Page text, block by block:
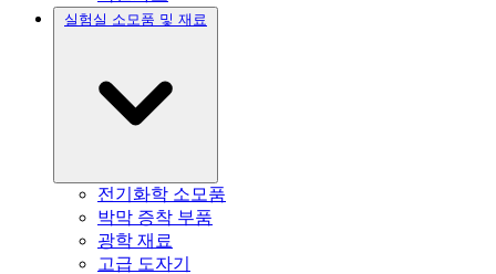
실험실 소모품 및 재료
전기화학 소모품
박막 증착 부품
광학 재료
고급 도자기